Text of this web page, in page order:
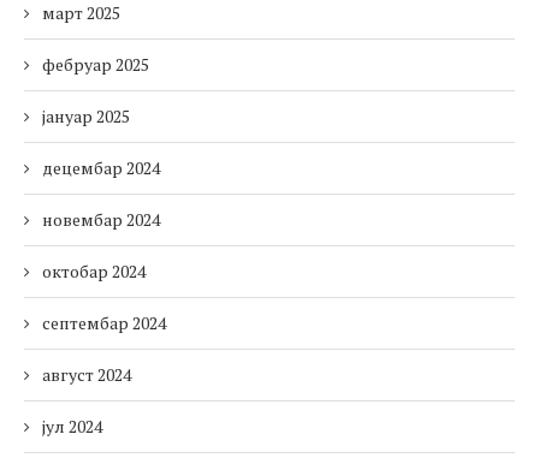
март 2025
фебруар 2025
јануар 2025
децембар 2024
новембар 2024
октобар 2024
септембар 2024
август 2024
јул 2024